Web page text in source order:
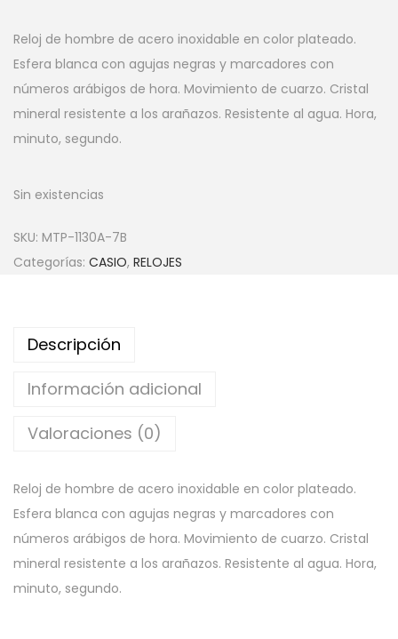
Reloj de hombre de acero inoxidable en color plateado.
Esfera blanca con agujas negras y marcadores con
números arábigos de hora. Movimiento de cuarzo. Cristal
mineral resistente a los arañazos. Resistente al agua. Hora,
minuto, segundo.
Sin existencias
SKU: MTP-1130A-7B
Categorías: CASIO, RELOJES
Descripción
Información adicional
Valoraciones (0)
Reloj de hombre de acero inoxidable en color plateado.
Esfera blanca con agujas negras y marcadores con
números arábigos de hora. Movimiento de cuarzo. Cristal
mineral resistente a los arañazos. Resistente al agua. Hora,
minuto, segundo.